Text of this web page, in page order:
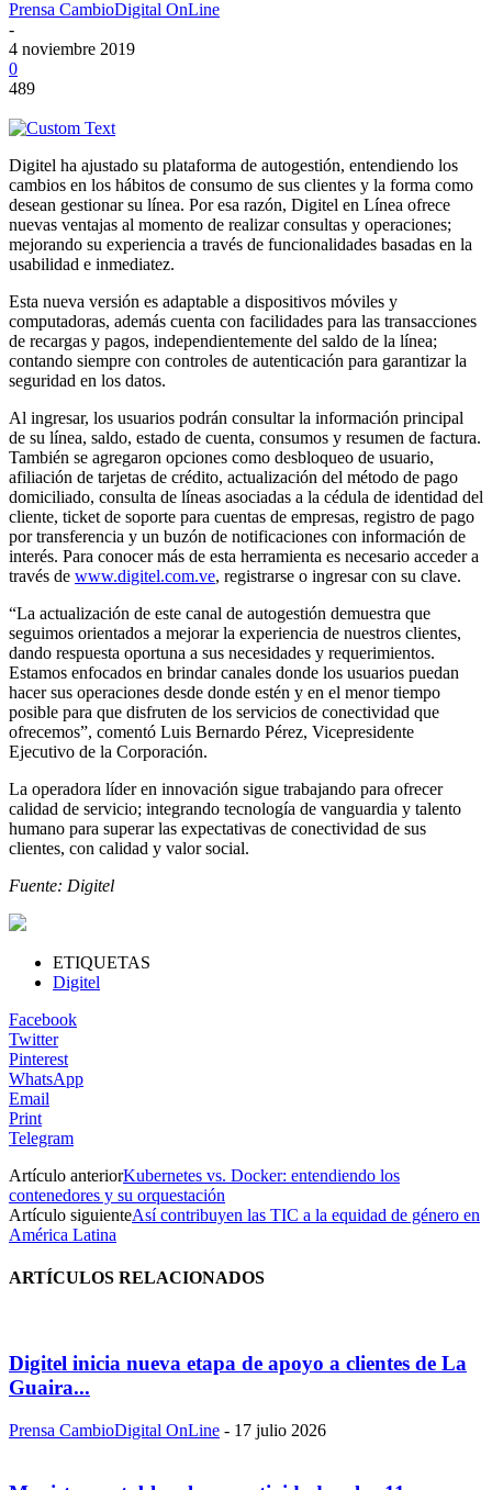
Prensa CambioDigital OnLine
-
4 noviembre 2019
0
489
Digitel ha ajustado su plataforma de autogestión, entendiendo los
cambios en los hábitos de consumo de sus clientes y la forma como
desean gestionar su línea. Por esa razón, Digitel en Línea ofrece
nuevas ventajas al momento de realizar consultas y operaciones;
mejorando su experiencia a través de funcionalidades basadas en la
usabilidad e inmediatez.
Esta nueva versión es adaptable a dispositivos móviles y
computadoras, además cuenta con facilidades para las transacciones
de recargas y pagos, independientemente del saldo de la línea;
contando siempre con controles de autenticación para garantizar la
seguridad en los datos.
Al ingresar, los usuarios podrán consultar la información principal
de su línea, saldo, estado de cuenta, consumos y resumen de factura.
También se agregaron opciones como desbloqueo de usuario,
afiliación de tarjetas de crédito, actualización del método de pago
domiciliado, consulta de líneas asociadas a la cédula de identidad del
cliente, ticket de soporte para cuentas de empresas, registro de pago
por transferencia y un buzón de notificaciones con información de
interés. Para conocer más de esta herramienta es necesario acceder a
través de www.digitel.com.ve, registrarse o ingresar con su clave.
“La actualización de este canal de autogestión demuestra que
seguimos orientados a mejorar la experiencia de nuestros clientes,
dando respuesta oportuna a sus necesidades y requerimientos.
Estamos enfocados en brindar canales donde los usuarios puedan
hacer sus operaciones desde donde estén y en el menor tiempo
posible para que disfruten de los servicios de conectividad que
ofrecemos”, comentó Luis Bernardo Pérez, Vicepresidente
Ejecutivo de la Corporación.
La operadora líder en innovación sigue trabajando para ofrecer
calidad de servicio; integrando tecnología de vanguardia y talento
humano para superar las expectativas de conectividad de sus
clientes, con calidad y valor social.
Fuente: Digitel
ETIQUETAS
Digitel
Facebook
Twitter
Pinterest
WhatsApp
Email
Print
Telegram
Artículo anteriorKubernetes vs. Docker: entendiendo los
contenedores y su orquestación
Artículo siguienteAsí contribuyen las TIC a la equidad de género en
América Latina
ARTÍCULOS RELACIONADOS
Digitel inicia nueva etapa de apoyo a clientes de La
Guaira...
Prensa CambioDigital OnLine - 17 julio 2026